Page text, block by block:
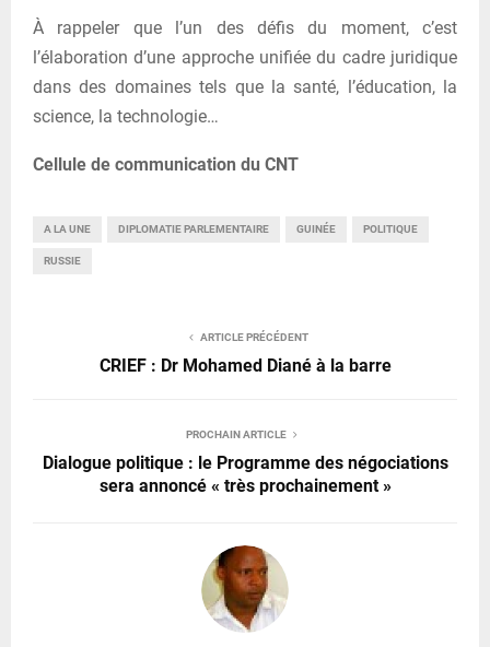
À rappeler que l’un des défis du moment, c’est
l’élaboration d’une approche unifiée du cadre juridique
dans des domaines tels que la santé, l’éducation, la
science, la technologie…
Cellule de communication du CNT
A LA UNE DIPLOMATIE PARLEMENTAIRE GUINÉE POLITIQUE
RUSSIE
ARTICLE PRÉCÉDENT
CRIEF : Dr Mohamed Diané à la barre
PROCHAIN ARTICLE
Dialogue politique : le Programme des négociations
sera annoncé « très prochainement »